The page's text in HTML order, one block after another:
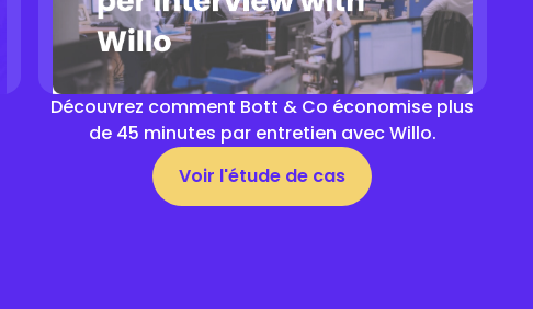
Découvrez comment Bott & Co économise plus
de 45 minutes par entretien avec Willo.
Voir l'étude de cas